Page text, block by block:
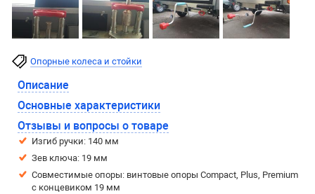
Опорные колеса и стойки
Описание
Основные характеристики
Отзывы и вопросы о товаре
Изгиб ручки: 140 мм
Зев ключа: 19 мм
Совместимые опоры: винтовые опоры Compact, Plus, Premium
с концевиком 19 мм